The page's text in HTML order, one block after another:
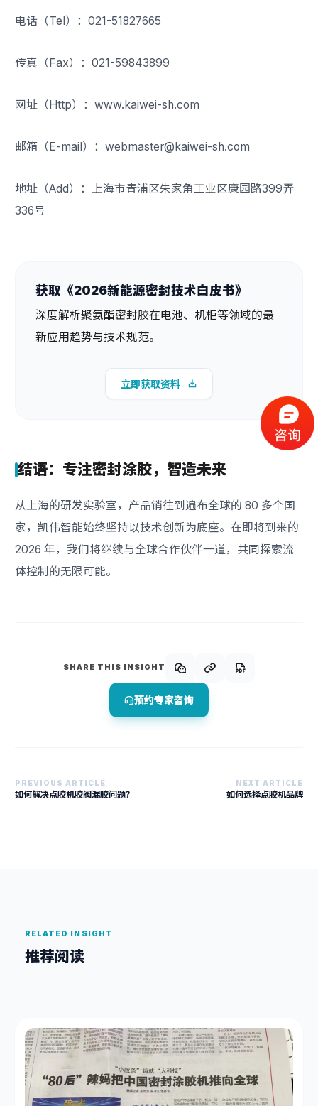
电话（Tel）：021-51827665
传真（Fax）：021-59843899
网址（Http）：www.kaiwei-sh.com
邮箱（E-mail）：webmaster@kaiwei-sh.com
地址（Add）：上海市青浦区朱家角工业区康园路399弄
336号
获取《2026新能源密封技术白皮书》
深度解析聚氨酯密封胶在电池、机柜等领域的最
新应用趋势与技术规范。
立即获取资料
结语：专注密封涂胶，智造未来
从上海的研发实验室，产品销往到遍布全球的 80 多个国
家，凯伟智能始终坚持以技术创新为底座。在即将到来的
2026 年，我们将继续与全球合作伙伴一道，共同探索流
体控制的无限可能。
SHARE THIS INSIGHT
预约专家咨询
PREVIOUS ARTICLE
如何解决点胶机胶阀漏胶问题？
NEXT ARTICLE
如何选择点胶机品牌
RELATED INSIGHT
推荐阅读